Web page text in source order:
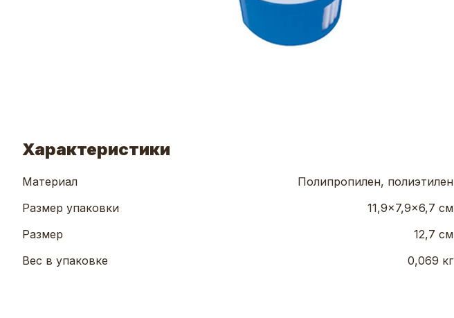
Характеристики
Материал
Полипропилен, полиэтилен
Размер упаковки
11,9x7,9x6,7 см
Размер
12,7 см
Вес в упаковке
0,069 кг